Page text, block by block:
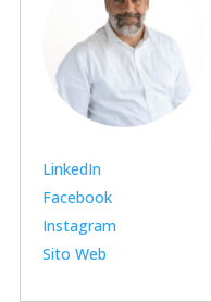
LinkedIn
Facebook
Instagram
Sito Web